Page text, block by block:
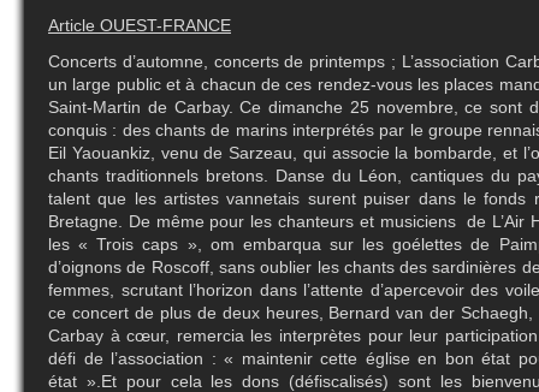
Article OUEST-FRANCE
Concerts d’automne, concerts de printemps ; L’association
un large public et à chacun de ces rendez-vous les places
Saint-Martin de Carbay. Ce dimanche 25 novembre, ce sont
conquis : des chants de marins interprétés par le groupe
Eil Yaouankiz, venu de Sarzeau, qui associe la bombarde, et
chants traditionnels bretons. Danse du Léon, cantiques du
talent que les artistes vannetais surent puiser dans le fonds
Bretagne. De même pour les chanteurs et musiciens de L’Air
les « Trois caps », om embarqua sur les goélettes de
d’oignons de Roscoff, sans oublier les chants des sardinières
femmes, scrutant l’horizon dans l’attente d’apercevoir des
ce concert de plus de deux heures, Bernard van der Schaegh,
Carbay à cœur, remercia les interprètes pour leur
défi de l’association : « maintenir cette église en bon état
état ».Et pour cela les dons (défiscalisés) sont les